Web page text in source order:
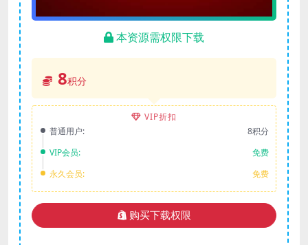
本资源需权限下载
8积分
VIP折扣
普通用户:
8积分
VIP会员:
免费
永久会员:
免费
购买下载权限